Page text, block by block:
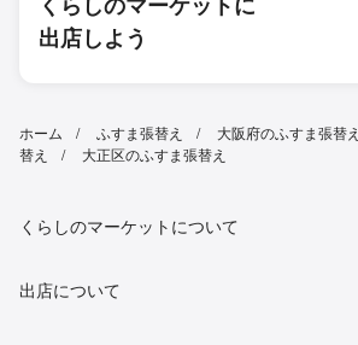
出店しよう
ホーム ふすま張替え 大阪府のふすま張替え
替え
大正区のふすま張替え
くらしのマーケットについて
出店について